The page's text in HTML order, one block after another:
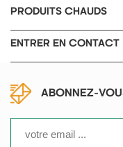
PRODUITS CHAUDS
ENTRER EN CONTACT
ABONNEZ-